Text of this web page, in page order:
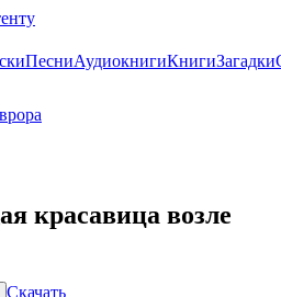
ПесниАудиокнигиКнигиЗагадки
красавица возле
Скачать